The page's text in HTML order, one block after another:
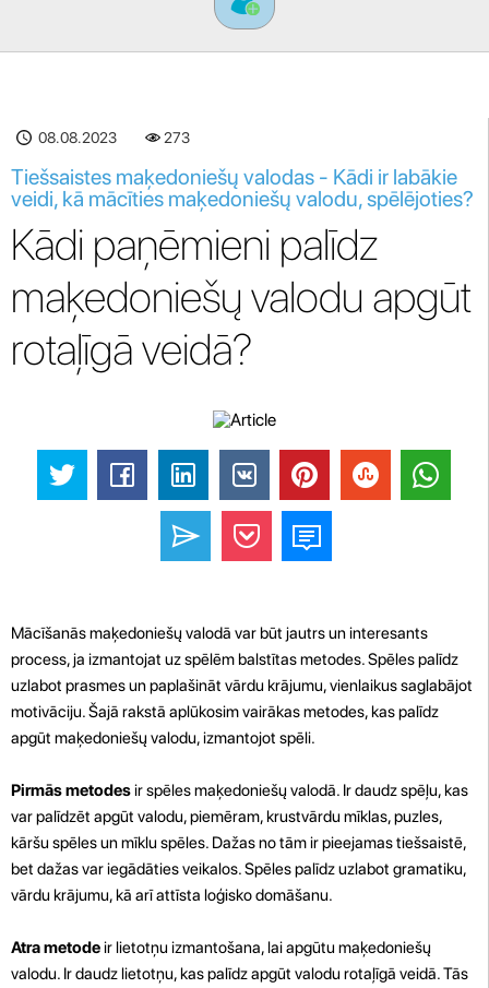
08.08.2023 273
Tiešsaistes maķedoniešų valodas - Kādi ir labākie
veidi, kā mācīties maķedoniešų valodu, spēlējoties?
Kādi paņēmieni palīdz
maķedoniešų valodu apgūt
rotaļīgā veidā?
Mācīšanās maķedoniešų valodā var būt jautrs un interesants
process, ja izmantojat uz spēlēm balstītas metodes. Spēles palīdz
uzlabot prasmes un paplašināt vārdu krājumu, vienlaikus saglabājot
motivāciju. Šajā rakstā aplūkosim vairākas metodes, kas palīdz
apgūt maķedoniešų valodu, izmantojot spēli.
Pirmās metodesir spēles maķedoniešų valodā. Ir daudz spēļu, kas
var palīdzēt apgūt valodu, piemēram, krustvārdu mīklas, puzles,
kāršu spēles un mīklu spēles. Dažas no tām ir pieejamas tiešsaistē,
bet dažas var iegādāties veikalos. Spēles palīdz uzlabot gramatiku,
vārdu krājumu, kā arī attīsta loģisko domāšanu.
Atra metodeir lietotņu izmantošana, lai apgūtu maķedoniešų
valodu. Ir daudz lietotņu, kas palīdz apgūt valodu rotaļīgā veidā. Tās